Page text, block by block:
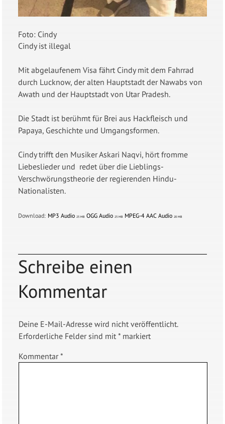
Foto: Cindy
Cindy ist illegal
Mit abgelaufenem Visa fährt Cindy mit dem Fahrrad
durch Lucknow, der alten Hauptstadt der Nawabs von
Awath und der Hauptstadt von Utar Pradesh.
Die Stadt ist berühmt für Brei aus Hackfleisch und
Papaya, Geschichte und Umgangsformen.
Cindy trifft den Musiker Askari Naqvi, hört fromme
Liebeslieder und redet über die Lieblings-
Verschwörungstheorie der regierenden Hindu-
Nationalisten.
Download: MP3 Audio 23 MB OGG Audio 23 MB MPEG-4 AAC Audio 20 MB
Schreibe einen
Kommentar
Deine E-Mail-Adresse wird nicht veröffentlicht.
Erforderliche Felder sind mit *markiert
Kommentar*